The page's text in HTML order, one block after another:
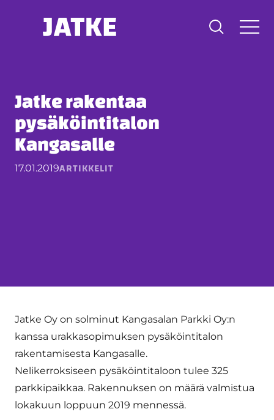
Jatke rakentaa
pysäköintitalon
Kangasalle
17.01.2019ARTIKKELIT
Jatke Oy on solminut Kangasalan Parkki Oy:n
kanssa urakkasopimuksen pysäköintitalon
rakentamisesta Kangasalle.
Nelikerroksiseen pysäköintitaloon tulee 325
parkkipaikkaa. Rakennuksen on määrä valmistua
lokakuun loppuun 2019 mennessä.